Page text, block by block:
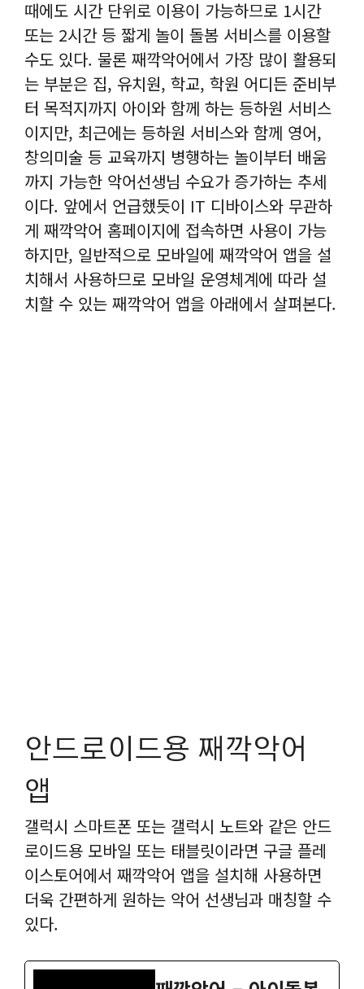
때에도 시간 단위로 이용이 가능하므로 1시간
또는 2시간 등 짧게 놀이 돌봄 서비스를 이용할
수도 있다. 물론 째깍악어에서 가장 많이 활용되
는 부분은 집, 유치원, 학교, 학원 어디든 준비부
터 목적지까지 아이와 함께 하는 등하원 서비스
이지만, 최근에는 등하원 서비스와 함께 영어,
창의미술 등 교육까지 병행하는 놀이부터 배움
까지 가능한 악어선생님 수요가 증가하는 추세
이다. 앞에서 언급했듯이 IT 디바이스와 무관하
게 째깍악어 홈페이지에 접속하면 사용이 가능
하지만, 일반적으로 모바일에 째깍악어 앱을 설
치해서 사용하므로 모바일 운영체계에 따라 설
치할 수 있는 째깍악어 앱을 아래에서 살펴본다.
안드로이드용 째깍악어
앱
갤럭시 스마트폰 또는 갤럭시 노트와 같은 안드
로이드용 모바일 또는 태블릿이라면 구글 플레
이스토어에서 째깍악어 앱을 설치해 사용하면
더욱 간편하게 원하는 악어 선생님과 매칭할 수
있다.